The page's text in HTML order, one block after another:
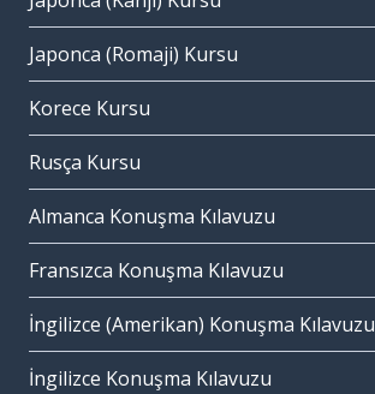
Japonca (Romaji) Kursu
Korece Kursu
Rusça Kursu
Almanca Konuşma Kılavuzu
Fransızca Konuşma Kılavuzu
İngilizce (Amerikan) Konuşma Kılavuzu
İngilizce Konuşma Kılavuzu